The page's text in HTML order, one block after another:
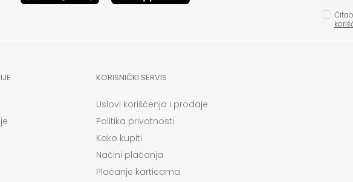
KORISNIČKI SERVIS
Uslovi korišćenja i prodaje
Politika privatnosti
Kako kupiti
Načini plaćanja
Plaćanje karticama